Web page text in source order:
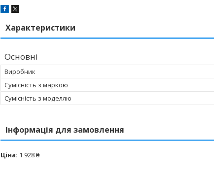
Характеристики
Основні
Виробник
Сумісність з маркою
Сумісність з моделлю
Інформація для замовлення
Ціна: 1 928 ₴